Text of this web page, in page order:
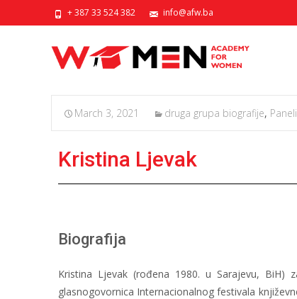
+ 387 33 524 382 info@afw.ba
March 3, 2021 druga grupa biografije,
Kristina Ljevak
Biografija
Kristina Ljevak (rođena 1980. u Sarajevu, BiH)
glasnogovornica Internacionalnog festivala